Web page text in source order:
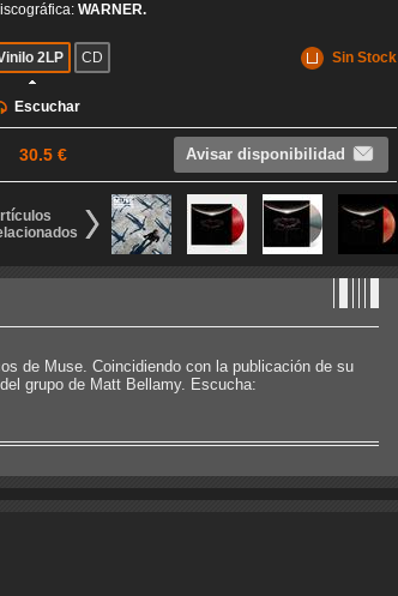
WARNER.
2LP CD Sin Stock
Escuchar
30.5 € Avisar disponibilidad
de Muse. Coincidiendo con la publicación de su
grupo de Matt Bellamy. Escucha: